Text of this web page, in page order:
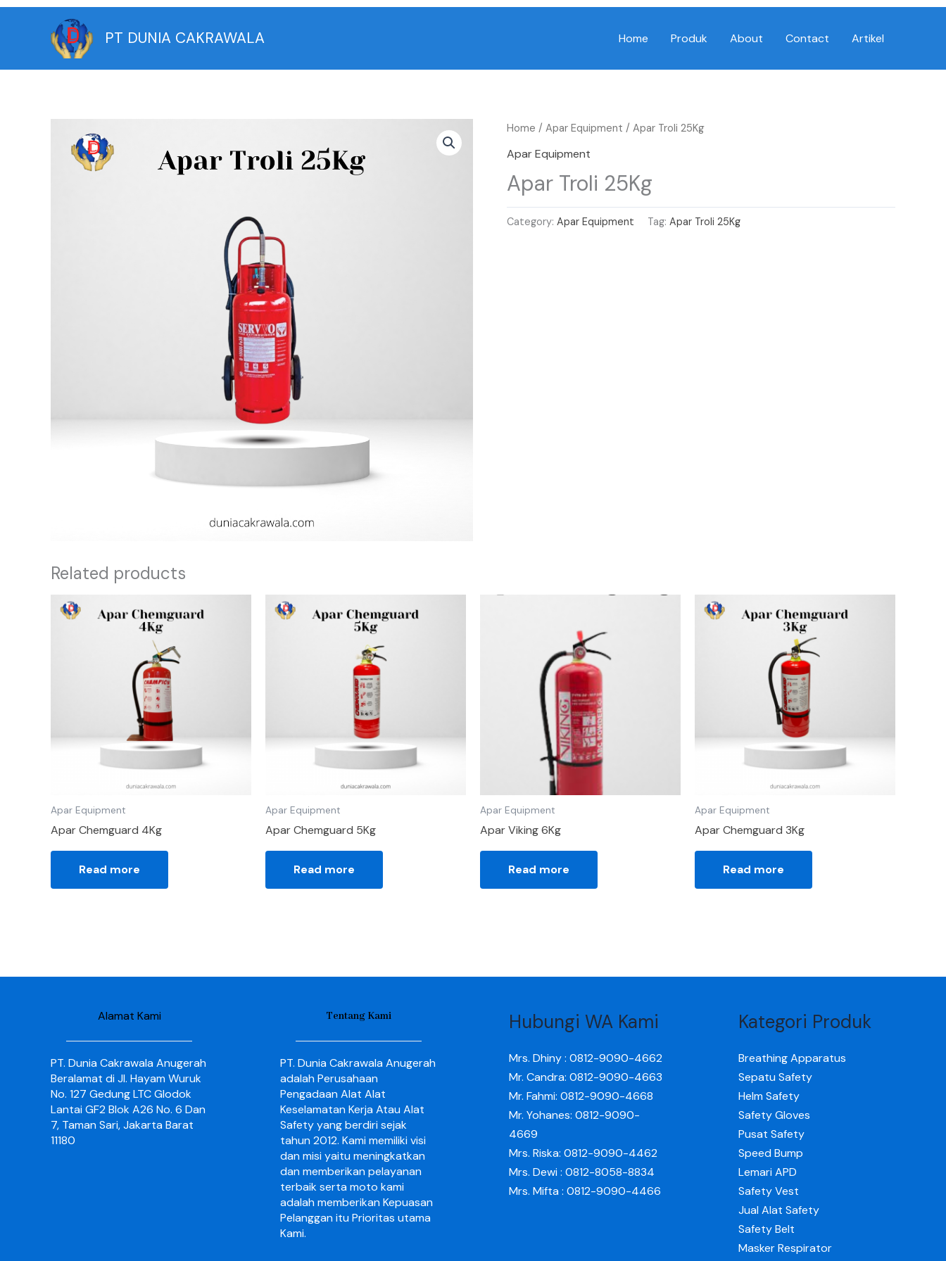
Skip
PT DUNIA CAKRAWALA Home Produk About Contact Artikel
Home / Apar Equipment / Apar Troli 25Kg
Apar Equipment
Apar Troli 25Kg
Category: Apar Equipment Tag: Apar Troli 25Kg
Related products
Apar Equipment
Apar Chemguard 4Kg
Read more
Apar Equipment
Apar Chemguard 5Kg
Read more
Apar Equipment
Apar Viking 6Kg
Read more
Apar Equipment
Apar Chemguard 3Kg
Read more
Alamat Kami
PT. Dunia Cakrawala Anugerah
Beralamat di Jl. Hayam Wuruk
No. 127 Gedung LTC Glodok
Lantai GF2 Blok A26 No. 6 Dan
7, Taman Sari, Jakarta Barat
11180
Tentang Kami
PT. Dunia Cakrawala Anugerah
adalah Perusahaan
Pengadaan Alat Alat
Keselamatan Kerja Atau Alat
Safety yang berdiri sejak
tahun 2012. Kami memiliki visi
dan misi yaitu meningkatkan
dan memberikan pelayanan
terbaik serta moto kami
adalah memberikan Kepuasan
Pelanggan itu Prioritas utama
Kami.
Hubungi WA Kami
Mrs. Dhiny : 0812-9090-4662
Mr. Candra: 0812-9090-4663
Mr. Fahmi: 0812-9090-4668
Mr. Yohanes: 0812-9090-
4669
Mrs. Riska: 0812-9090-4462
Mrs. Dewi : 0812-8058-8834
Mrs. Mifta : 0812-9090-4466
Kategori Produk
Breathing Apparatus
Sepatu Safety
Helm Safety
Safety Gloves
Pusat Safety
Speed Bump
Lemari APD
Safety Vest
Jual Alat Safety
Safety Belt
Masker Respirator